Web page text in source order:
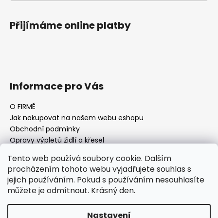
Tento web používá soubory cookie. Dalším
procházením tohoto webu vyjadřujete souhlas s
jejich používáním. Pokud s používáním nesouhlasíte
můžete je odmítnout. Krásný den.
Nastavení
Přijímáme online platby
Informace pro Vás
O FIRMĚ
Jak nakupovat na našem webu eshopu
Obchodní podmínky
Opravy výpletů židlí a křesel
Facebook Fan page Nábytek STRNAD
Vytvořil Shoptet